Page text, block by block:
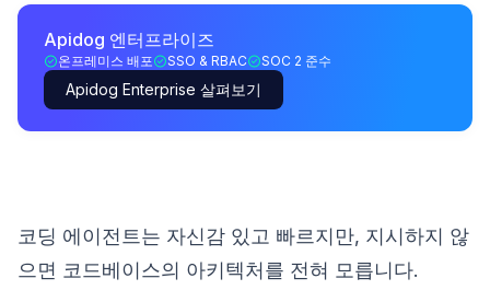
Apidog 엔터프라이즈
온프레미스 배포 SSO & RBAC SOC 2 준수
Apidog Enterprise 살펴보기
코딩 에이전트는 자신감 있고 빠르지만, 지시하지 않
으면 코드베이스의 아키텍처를 전혀 모릅니다.